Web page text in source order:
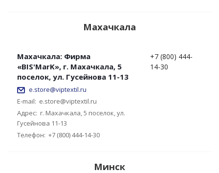
Махачкала
Махачкала: Фирма
«BIS'MarK», г. Махачкала, 5
поселок, ул. Гусейнова 11-13
e.store@viptextil.ru
E-mail: e.store@viptextil.ru
Адрес: г. Махачкала, 5 поселок, ул.
Гусейнова 11-13
Телефон: +7 (800) 444-14-30
+7 (800) 444-
14-30
Минск